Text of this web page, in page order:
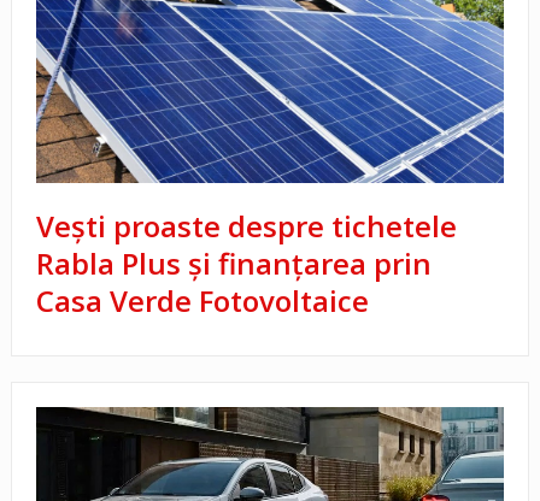
Vești proaste despre tichetele
Rabla Plus și finanțarea prin
Casa Verde Fotovoltaice